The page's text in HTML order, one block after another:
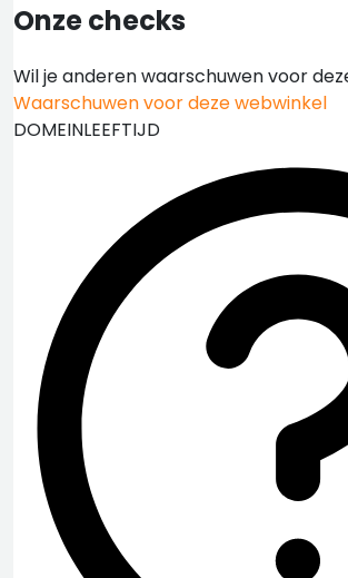
Onze checks
Wil je anderen waarschuwen voor
Waarschuwen voor deze webwinkel
DOMEINLEEFTIJD